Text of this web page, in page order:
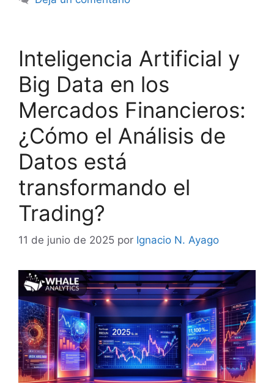
Inteligencia Artificial y
Big Data en los
Mercados Financieros:
¿Cómo el Análisis de
Datos está
transformando el
Trading?
11 de junio de 2025 por Ignacio N. Ayago